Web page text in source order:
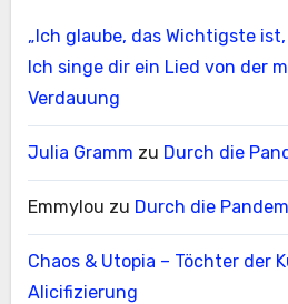
„Ich glaube, das Wichtigste ist,
Ich singe dir ein Lied von der
Verdauung
Julia Gramm zu Durch die
Emmylou zu Durch die
Chaos & Utopia – Töchter der
Alicifizierung